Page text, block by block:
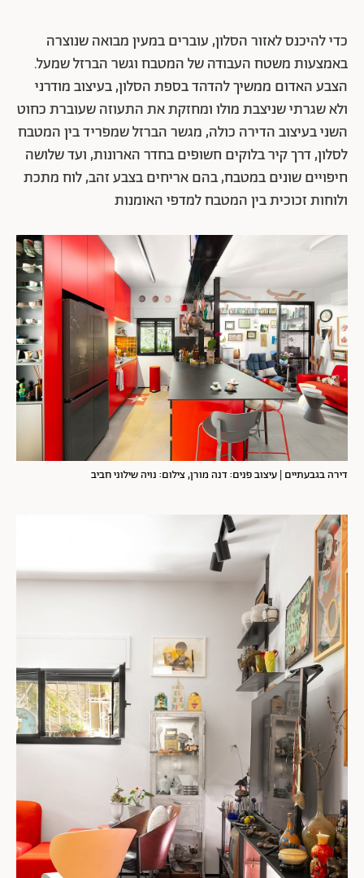
כדי להיכנס לאזור הסלון, עוברים במעין מבואה שנוצרה
באמצעות משטח העבודה של המטבח וגשר הברזל שמעל.
הצבע האדום ממשיך להדהד בספת הסלון, בעיצוב מודרני
ולא שגרתי שניצבת מולו ומחזקת את התעוזה שעוברת כחוט
השני בעיצוב הדירה כולה, מגשר הברזל שמפריד בין המטבח
לסלון, דרך קיר בלוקים חשופים בחדר הארונות, ועד שלושה
חיפויים שונים במטבח, בהם אריחים בצבע זהב, לוח מתכת
ולוחות זכוכית בין המטבח למדפי האומנות
דירה בגבעתיים | עיצוב פנים: דנה מורן, צילום: נויה שילוני חביב